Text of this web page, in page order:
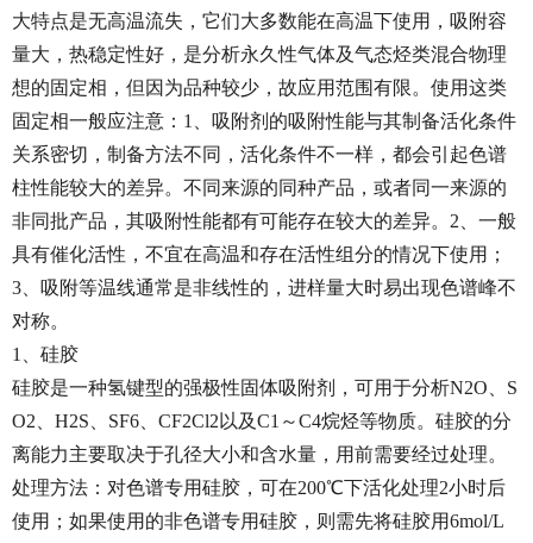
大特点是无高温流失，它们大多数能在高温下使用，吸附容
量大，热稳定性好，是分析永久性气体及气态烃类混合物理
想的固定相，但因为品种较少，故应用范围有限。使用这类
固定相一般应注意：1、吸附剂的吸附性能与其制备活化条件
关系密切，制备方法不同，活化条件不一样，都会引起色谱
柱性能较大的差异。不同来源的同种产品，或者同一来源的
非同批产品，其吸附性能都有可能存在较大的差异。2、一般
具有催化活性，不宜在高温和存在活性组分的情况下使用；
3、吸附等温线通常是非线性的，进样量大时易出现色谱峰不
对称。
1、硅胶
硅胶是一种氢键型的强极性固体吸附剂，可用于分析N2O、S
O2、H2S、SF6、CF2Cl2以及C1～C4烷烃等物质。硅胶的分
离能力主要取决于孔径大小和含水量，用前需要经过处理。
处理方法：对色谱专用硅胶，可在200℃下活化处理2小时后
使用；如果使用的非色谱专用硅胶，则需先将硅胶用6mol/L